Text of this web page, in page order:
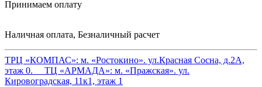
Принимаем оплату
Наличная оплата, Безналичный расчет
ТРЦ «КОМПАС»: м. «Ростокино». ул.Красная Сосна, д.2А,
этаж 0. ТЦ «АРМАДА»: м. «Пражская». ул.
Кировоградская, 11к1, этаж 1